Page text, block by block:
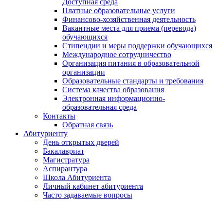
Платные образовательные услуги
Финансово-хозяйственная деятельность
Вакантные места для приема (перевода)
обучающихся
Стипендии и меры поддержки обучающихся
Международное сотрудничество
Организация питания в образовательной
организации
Образовательные стандарты и требования
Система качества образования
Электронная информационно-
образовательная среда
Контакты
Обратная связь
Абитуриенту
День открытых дверей
Бакалавриат
Магистратура
Аспирантура
Школа Абитуриента
Личный кабинет абитуриента
Часто задаваемые вопросы